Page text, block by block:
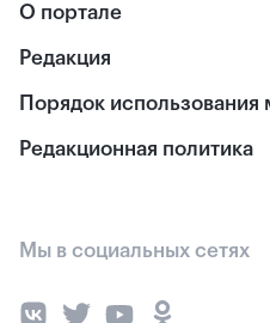
О портале
Редакция
Порядок использования
Редакционная политика
Мы в социальных сетях